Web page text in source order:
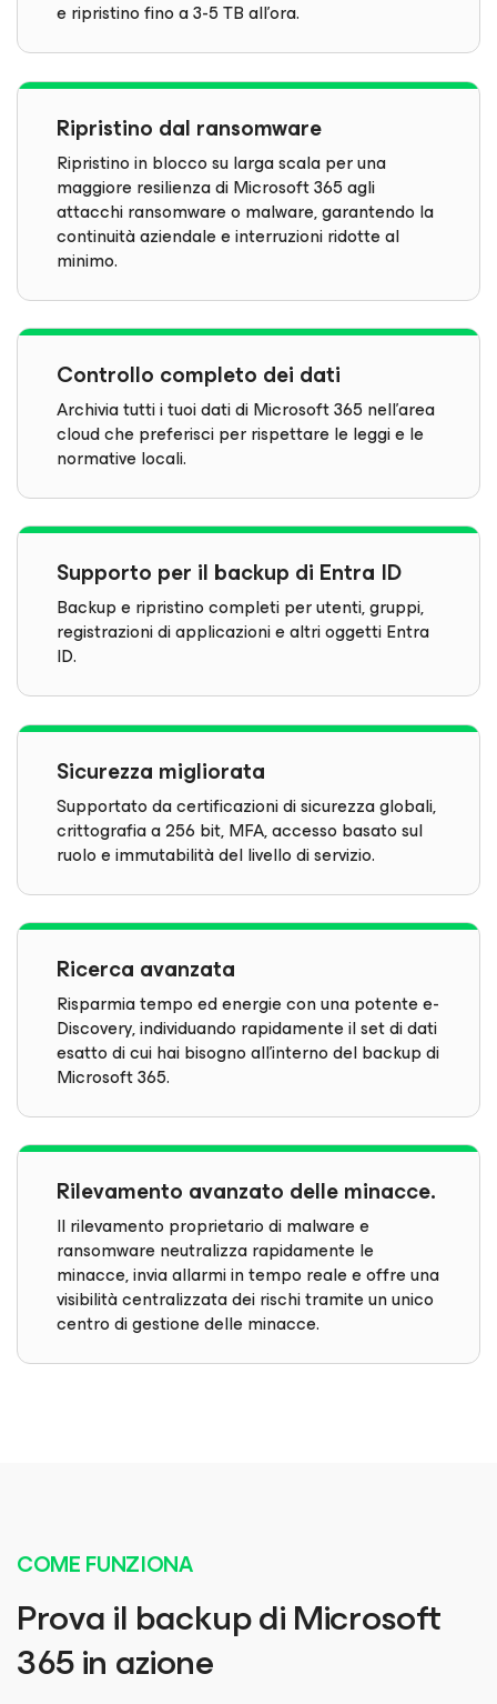
e ripristino fino a 3-5 TB all'ora.
Ripristino dal ransomware
Ripristino in blocco su larga scala per una
maggiore resilienza di Microsoft 365 agli
attacchi ransomware o malware, garantendo la
continuità aziendale e interruzioni ridotte al
minimo.
Controllo completo dei dati
Archivia tutti i tuoi dati di Microsoft 365 nell'area
cloud che preferisci per rispettare le leggi e le
normative locali.
Supporto per il backup di Entra ID
Backup e ripristino completi per utenti, gruppi,
registrazioni di applicazioni e altri oggetti Entra
ID.
Sicurezza migliorata
Supportato da certificazioni di sicurezza globali,
crittografia a 256 bit, MFA, accesso basato sul
ruolo e immutabilità del livello di servizio.
Ricerca avanzata
Risparmia tempo ed energie con una potente e-
Discovery, individuando rapidamente il set di dati
esatto di cui hai bisogno all'interno del backup di
Microsoft 365.
Rilevamento avanzato delle minacce.
Il rilevamento proprietario di malware e
ransomware neutralizza rapidamente le
minacce, invia allarmi in tempo reale e offre una
visibilità centralizzata dei rischi tramite un unico
centro di gestione delle minacce.
COME FUNZIONA
Prova il backup di Microsoft
365 in azione